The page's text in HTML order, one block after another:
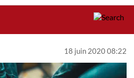
18 juin 2020 08:22